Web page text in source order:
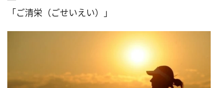
「ご清栄（ごせいえい）」